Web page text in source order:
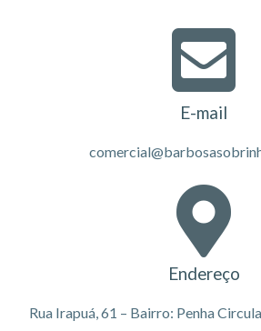
E-mail
Endereço
Rua Irapuá, 61 – Bairro: Penha